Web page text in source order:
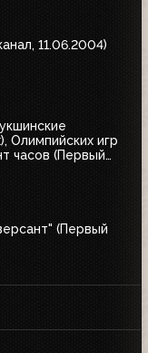
Анонс "Спецназ" (1 канал, 11.06.2004)
Олимпийских игр
часов (Первый
(Первый